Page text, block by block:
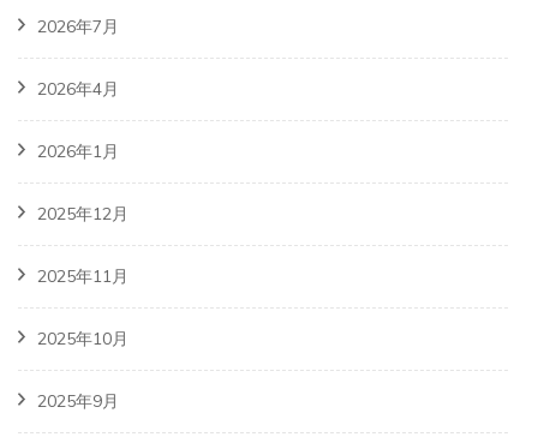
2026年7月
2026年4月
2026年1月
2025年12月
2025年11月
2025年10月
2025年9月